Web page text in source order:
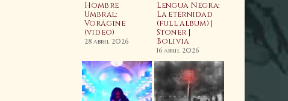
Hombre
Umbral:
Vorágine
(video)
28 abril 2026
Lengua Negra:
La eternidad
(full album) |
Stoner |
Bolivia
16 abril 2026
Battle 2026:
BOLIVIA |
Nacional